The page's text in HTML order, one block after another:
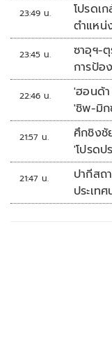
23:49 น.
โปรดเ
ตำแหน่
'พลตรี'
23:45 น.
ซาอุฯ-
การป้อ
22:46 น.
'ฮอนด้า
'ชิพ-มิก
ที่มัลดา
21:57 น.
ศึกชิงชั
'โปรด
21:47 น.
ปากีสถ
ประเท